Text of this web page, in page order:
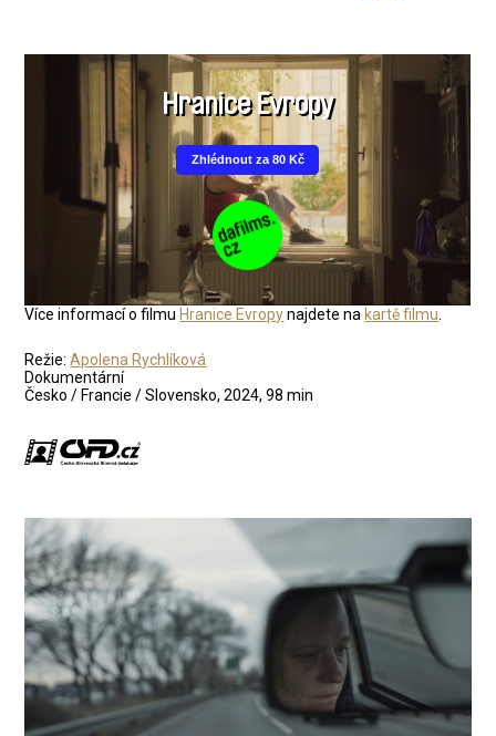
Více informací o filmu Hranice Evropynajdete na kartě filmu
Režie:Apolena Rychlíková
Dokumentární
Česko / Francie / Slovensko, 2024, 98 min